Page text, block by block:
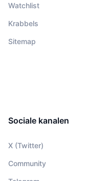
Watchlist
Krabbels
Sitemap
Sociale kanalen
X (Twitter)
Community